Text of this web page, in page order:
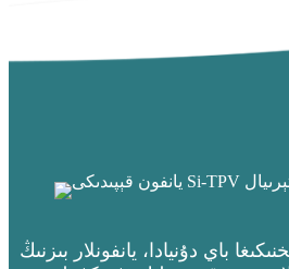
باي دۇنيادا، يانفونلار بىزنىڭ